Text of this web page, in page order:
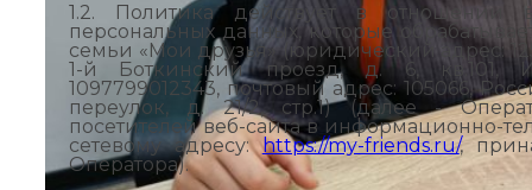
1.2. Политика действует в отношении
персональных данных, которые
семьи «Мои друзья» (юридический адрес:
1-й Боткинский проезд, д. 6, кв.101,
1097799012343, почтовый адрес: 105066,
переулок, д. 21/2, стр.1) (далее -
посетителей веб-сайта в информационно-
сетевому адресу:https://my-friends.ru/,
Оператора).